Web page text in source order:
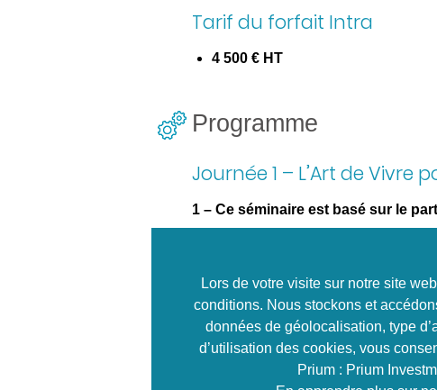
Tarif du forfait Intra
4 500 € HT
Programme
Journée 1 – L’Art de Vivre
1 – Ce séminaire est basé sur le
Se mettre en situation par le biais
Articuler un Storytelling
2 – Nouer des partenariats
Les partenaires débutants, les
Les partenaires stratégiques
Lors de votre visite sur notre site
conditions. Nous stockons et
données de géolocalisation, type
d’utilisation des cookies, vous
Prium : Prium